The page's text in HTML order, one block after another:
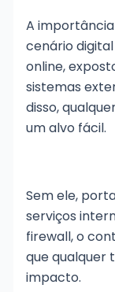
A
cenário
online,
sistemas
disso,
um alvo fácil.
Sem ele,
serviços
firewall, o
que qualquer
impacto.